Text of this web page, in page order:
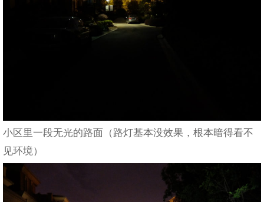
小区里一段无光的路面（路灯基本没效果，根本暗得看不
见环境）